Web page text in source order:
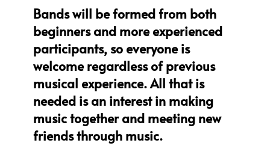
Bands will be formed from both
beginners and more experienced
participants, so everyone is
welcome regardless of previous
musical experience. All that is
needed is an interest in making
music together and meeting new
friends through music.